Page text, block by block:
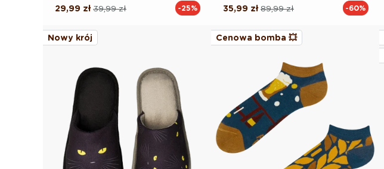
Cena
39,99 zł
Cena
29,99 zł -25%
Cena
89,99 zł
Cena
35,99 zł -60%
Nowy krój Cenowa bomba 💥